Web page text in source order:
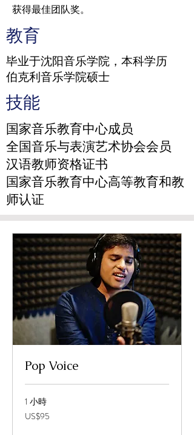
获得最佳团队奖。
教育
毕业于沈阳音乐学院，本科学历
伯克利音乐学院硕士
技能
国家音乐教育中心成员
全国音乐与表演艺术协会会员
汉语教师资格证书
国家音乐教育中心高等教育和教
师认证
Pop Voice
1 小時
95
美
US$95